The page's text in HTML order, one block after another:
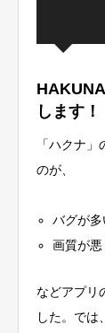
します！
「ハクナ
のが、
バグが多
画質が
などアプリ
した。では